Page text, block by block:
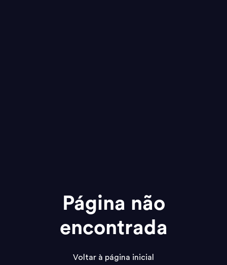
Página não
encontrada
Voltar à página inicial